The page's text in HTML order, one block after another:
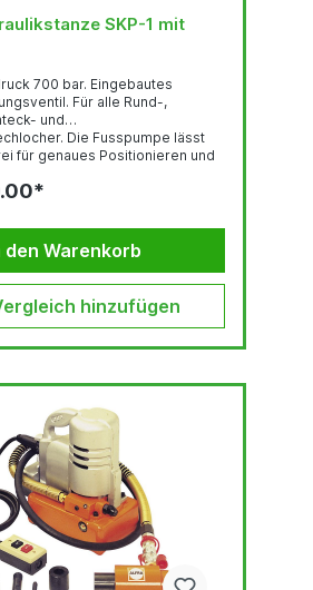
SKP-1 mit
700 bar. Eingebautes
Für alle Rund-,
und
Die Fusspumpe lässt
für genaues Positionieren und
ist gespreizt. Standsicheres,
Inhalt: 1
mit Schnellkupplung...
den Warenkorb
hinzufügen